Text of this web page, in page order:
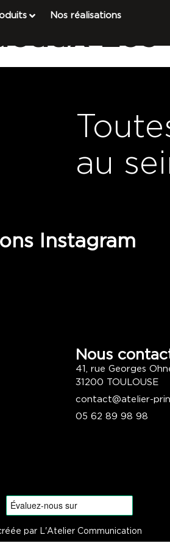
Nos réalisations
Les
au
Instagram
Nous
41, rue Georges
31200 TOULOUSE
contact@atelier-
05 62 89 98 98
par L'Atelier Communication